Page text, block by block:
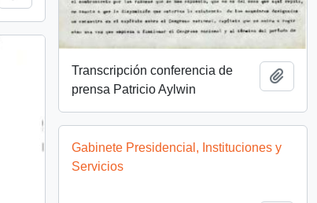
Transcripción conferencia de
prensa Patricio Aylwin
Gabinete Presidencial, Instituciones y
Servicios